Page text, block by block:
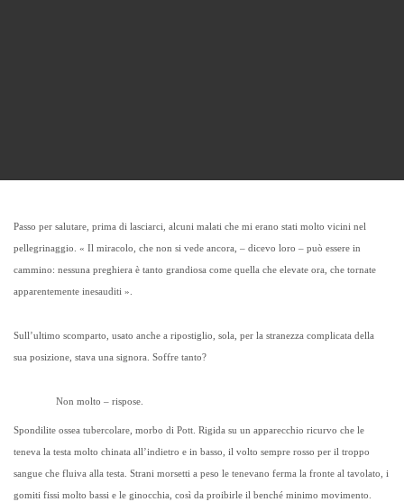
Passo per salutare, prima di lasciarci, alcuni malati che mi erano stati molto vicini nel
pellegrinaggio. « Il miracolo, che non si vede ancora, – dicevo loro – può essere in
cammino: nessuna preghiera è tanto grandiosa come quella che elevate ora, che tornate
apparentemente inesauditi ».
Sull’ultimo scomparto, usato anche a ripostiglio, sola, per la stranezza complicata della
sua posizione, stava una signora. Soffre tanto?
Non molto – rispose.
Spondilite ossea tubercolare, morbo di Pott. Rigida su un apparecchio ricurvo che le
teneva la testa molto chinata all’indietro e in basso, il volto sempre rosso per il troppo
sangue che fluiva alla testa. Strani morsetti a peso le tenevano ferma la fronte al tavolato, i
gomiti fissi molto bassi e le ginocchia, così da proibirle il benché minimo movimento.